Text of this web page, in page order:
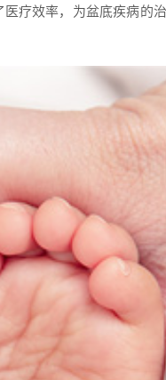
疗效率，为盆底疾病的